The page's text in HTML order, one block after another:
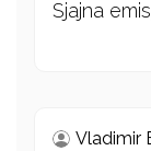
Sjajna
Vladimir